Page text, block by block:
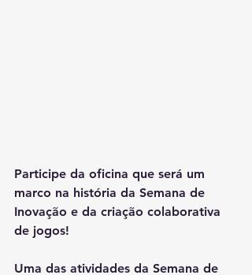
Participe da oficina que será um
marco na história da Semana de
Inovação e da criação colaborativa
de jogos!
Uma das atividades da Semana de